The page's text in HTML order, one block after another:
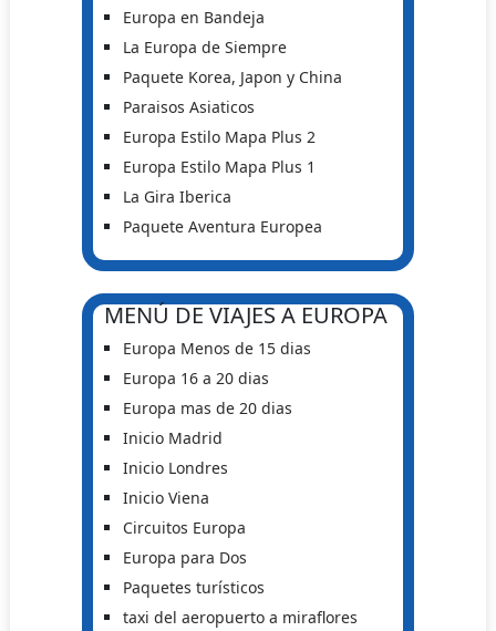
Europa en Bandeja
La Europa de Siempre
Paquete Korea, Japon y China
Paraisos Asiaticos
Europa Estilo Mapa Plus 2
Europa Estilo Mapa Plus 1
La Gira Iberica
Paquete Aventura Europea
MENÚ DE VIAJES A EUROPA
Europa Menos de 15 dias
Europa 16 a 20 dias
Europa mas de 20 dias
Inicio Madrid
Inicio Londres
Inicio Viena
Circuitos Europa
Europa para Dos
Paquetes turísticos
taxi del aeropuerto a miraflores